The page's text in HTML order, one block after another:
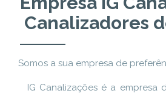
Canalizadores
Somos a sua empresa de
IG Canalizações é a empresa